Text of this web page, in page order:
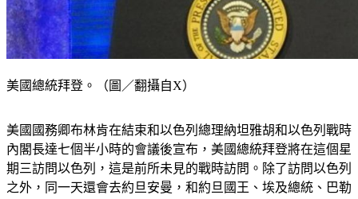
美國總統拜登。（圖／翻攝自X）
美國國務卿布林肯在結束和以色列總理納坦雅胡和以色列戰時
內閣長達七個半小時的會議後宣布，美國總統拜登將在這個星
期三訪問以色列，這是前所未見的戰時訪問。除了訪問以色列
之外，同一天還會去約旦安曼，和約旦國王、埃及總統、巴勒